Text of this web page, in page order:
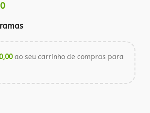
ao seu carrinho de compras para